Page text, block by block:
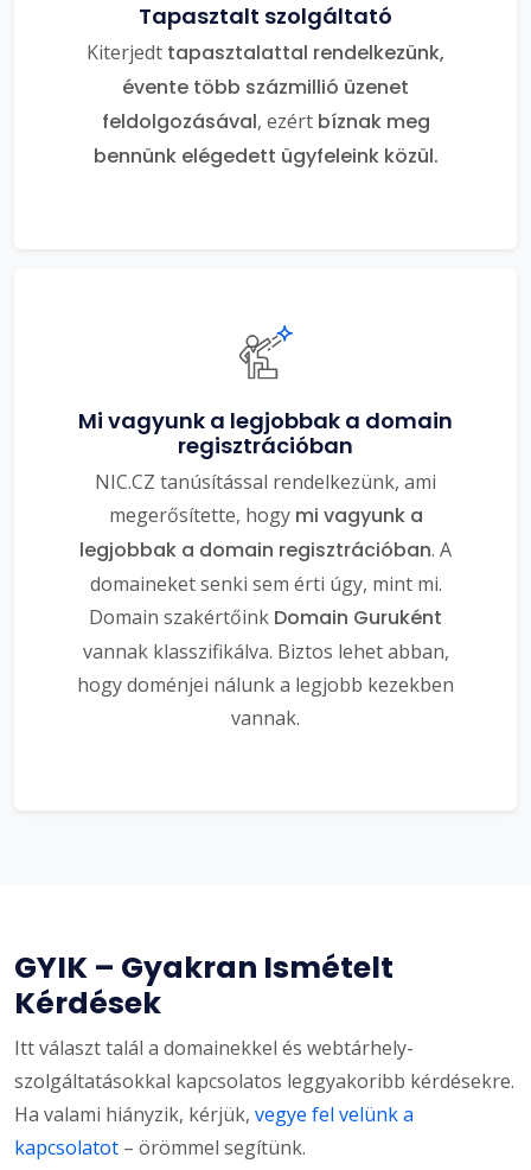
Tapasztalt szolgáltató
Kiterjedt tapasztalattal rendelkezünk,
évente több százmillió üzenet
feldolgozásával, ezért bíznak meg
bennünk elégedett ügyfeleink közül.
Mi vagyunk a legjobbak a domain
regisztrációban
NIC.CZ tanúsítással rendelkezünk, ami
megerősítette, hogy mi vagyunk a
legjobbak a domain regisztrációban. A
domaineket senki sem érti úgy, mint mi.
Domain szakértőink Domain Guruként
vannak klasszifikálva. Biztos lehet abban,
hogy doménjei nálunk a legjobb kezekben
vannak.
GYIK – Gyakran Ismételt
Kérdések
Itt választ talál a domainekkel és webtárhely-
szolgáltatásokkal kapcsolatos leggyakoribb kérdésekre.
Ha valami hiányzik, kérjük, vegye fel velünk a
kapcsolatot – örömmel segítünk.